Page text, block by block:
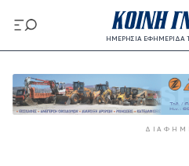
προς
το
περιεχόμενο
ΗΜΕΡΗΣΙΑ ΕΦΗΜΕΡΙΔΑ
προς
το
κυρίως